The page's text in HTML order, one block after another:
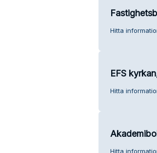
Hitta
EFS
Hitta
Hitta